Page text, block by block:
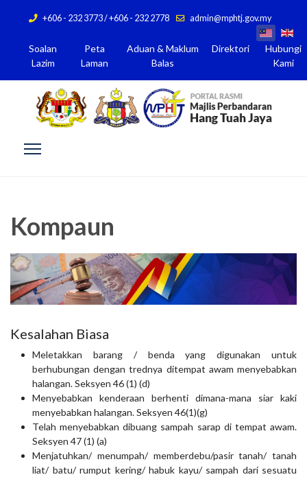
+606 - 232 3773 / +606 - 232 2778 admin@mphtj.gov.my
Soalan
Lazim
Peta
Laman
Aduan & Maklum
Balas
Direktori
Hubungi
Kami
Kompaun
Kesalahan Biasa
Meletakkan barang / benda yang digunakan untuk
berhubungan dengan trednya ditempat awam menyebabkan
halangan. Seksyen 46 (1) (d)
Menyebabkan kenderaan berhenti dimana-mana siar kaki
menyebabkan halangan. Seksyen 46(1)(g)
Telah menyebabkan dibuang sampah sarap di tempat awam.
Seksyen 47 (1) (a)
Menjatuhkan/ menumpah/ memberdebu/pasir tanah/ tanah
liat/ batu/ rumput kering/ habuk kayu/ sampah dari sesuatu